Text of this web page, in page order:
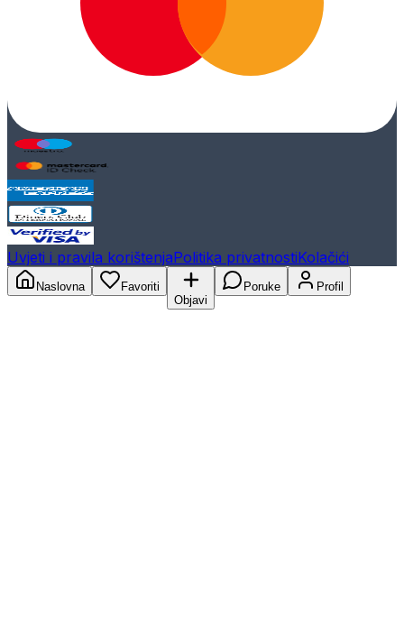
Uvjeti i pravila korištenjaPolitika privatnostiKolačići
Naslovna
Favoriti
Objavi
Poruke Profil